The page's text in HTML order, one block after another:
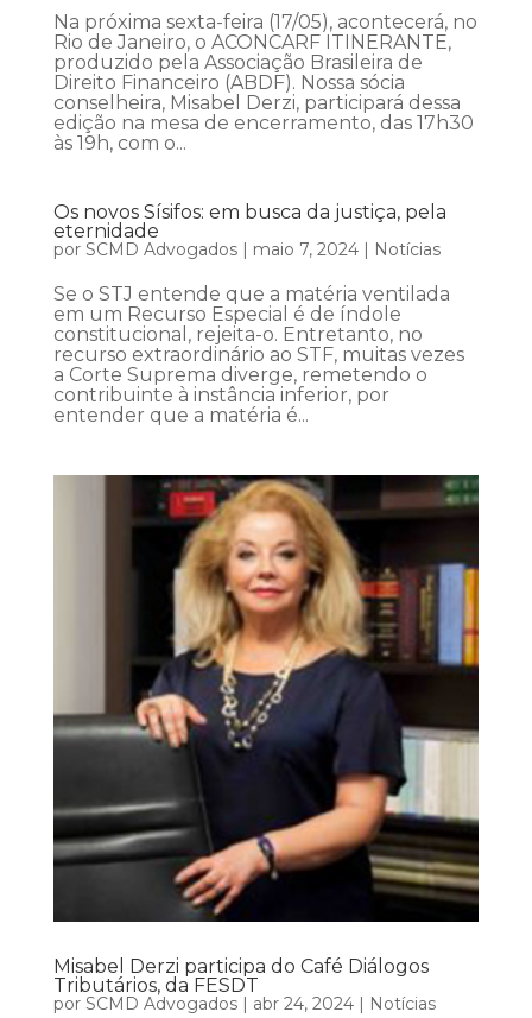
Na próxima sexta-feira (17/05), acontecerá, no
Rio de Janeiro, o ACONCARF ITINERANTE,
produzido pela Associação Brasileira de
Direito Financeiro (ABDF). Nossa sócia
conselheira, Misabel Derzi, participará dessa
edição na mesa de encerramento, das 17h30
às 19h, com o...
Os novos Sísifos: em busca da justiça, pela
eternidade
por SCMD Advogados| maio 7, 2024| Notícias
Se o STJ entende que a matéria ventilada
em um Recurso Especial é de índole
constitucional, rejeita-o. Entretanto, no
recurso extraordinário ao STF, muitas vezes
a Corte Suprema diverge, remetendo o
contribuinte à instância inferior, por
entender que a matéria é...
Misabel Derzi participa do Café Diálogos
Tributários, da FESDT
por SCMD Advogados| abr 24, 2024| Notícias